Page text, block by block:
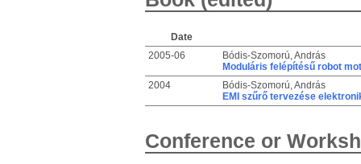
Date
2005-06
Bódis-Szomorú, András
Moduláris felépítésű robot
2004
Bódis-Szomorú, András
EMI szűrő tervezése
Conference or